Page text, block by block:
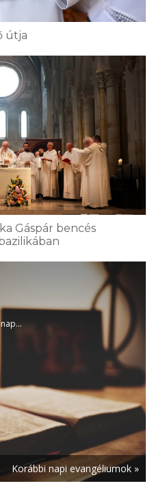
útja
Gáspár bencés
Korábbi napi evangéliumok »